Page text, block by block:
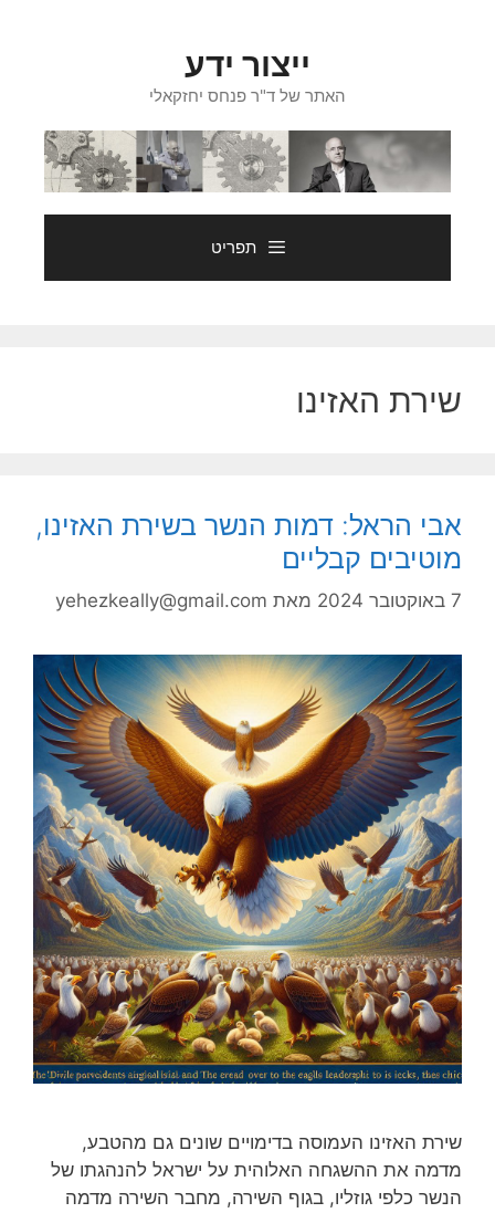
ייצור ידע
האתר של ד"ר פנחס יחזקאלי
תפריט
שירת האזינו
אבי הראל: דמות הנשר בשירת האזינו,
מוטיבים קבליים
7 באוקטובר 2024 מאת yehezkeally@gmail.com
שירת האזינו העמוסה בדימויים שונים גם מהטבע,
מדמה את ההשגחה האלוהית על ישראל להנהגתו של
הנשר כלפי גוזליו, בגוף השירה, מחבר השירה מדמה